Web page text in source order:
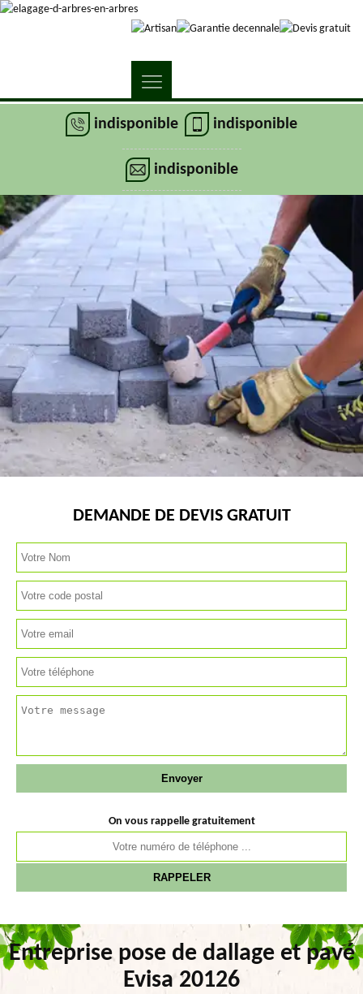
indisponible indisponible
indisponible
DEMANDE DE DEVIS GRATUIT
On vous rappelle gratuitement
Entreprise pose de dallage et pavé
Evisa 20126